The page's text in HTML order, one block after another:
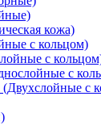
кожа)
с кольцом)
с
с
с